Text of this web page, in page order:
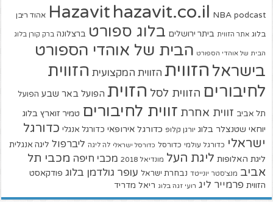
Hazavit hazavit.co.il NBA podcast אהוד ריבן
בלוג אתר הזווית ביתר ירושלים בלוג ספורט ברצלונה ברק קורן בלוג
הבית של אוהדי הספורט הבית של אוהדי הספורט
בישראל הזווית הזווית המקצועית הזווית
לחיבורים הזווית לסל הזוית הפועל באר שבע הפועל
תל אביב זווית אחרת זווית לחיבורים טמיר זוארץ בלוג
יוחאי שטנצלר בלוג יורגן קלופ כדורגל אירופאי כדורגל אנגלי כדורגל
ישראלי כדורגל עולמי כדורסל כדורסל ישראלי לה ליגה ליברפול ליגה אנגלית
ליגת האלופות ליגת העל מונדיאל 2018 מכבי חיפה מכבי תל
אביב מנצ'סטר יונייטד נבחרת ישראל עופר גולדמן בלוג פודקאסט
הזווית פרמייר ליג רועי זגה בלוג ריאל מדריד